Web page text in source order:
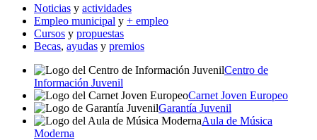
Noticias y actividades
Empleo municipal y + empleo
Cursos y propuestas
Becas, ayudas y premios
Centro de
Información Juvenil
Carnet Joven Europeo
Garantía Juvenil
Aula de Música
Moderna